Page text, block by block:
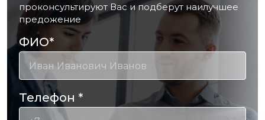
проконсультируют Вас и подберут наилучшее
предожение
ФИО*
Телефон *